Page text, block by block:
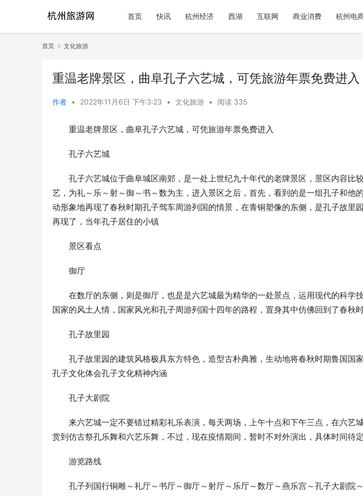
首页 快讯 杭州经济 西湖 互联网 商业消费 杭州电
首页 文化旅游
重温老牌景区，曲阜孔子六艺城，可凭旅游年票免费进入
作者 • 2022年11月6日 下午3:23 • 文化旅游 • 阅读 335
重温老牌景区，曲阜孔子六艺城，可凭旅游年票免费进入
孔子六艺城
孔子六艺城位于曲阜城区南郊，是一处上世纪九十年代的老牌景区，景区内容比
艺，为礼～乐～射～御～书～数为主，进入景区之后，首先，看到的是一组孔子和他
动形象地再现了春秋时期孔子驾车周游列国的情景，在青铜塑像的东侧，是孔子故里
再现了，当年孔子居住的小镇
景区看点
御厅
在数厅的东侧，则是御厅，也是是六艺城最为精华的一处景点，运用现代的科学
国家的风土人情，国家风光和孔子周游列国十四年的路程，置身其中仿佛回到了春秋
孔子故里园
孔子故里园的建筑风格极具东方特色，造型古朴典雅，生动地将春秋时期鲁国国
孔子文化体会孔子文化精神内涵
孔子大剧院
来六艺城一定不要错过精彩礼乐表演，每天两场，上午十点和下午三点，在六艺
赏到仿古祭孔乐舞和六艺乐舞，不过，现在疫情期间，暂时不对外演出，具体时间待定
游览路线
孔子列国行铜雕～礼厅～书厅～御厅～射厅～乐厅～数厅～燕乐宫～孔子大剧院
烟台→大连往返轮渡、威海-大连往返轮渡
杭州自在旅行社：普陀山企业团建祈福定制
这